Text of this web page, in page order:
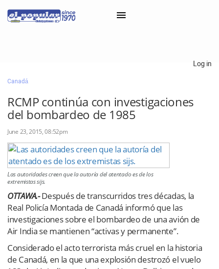
Classifieds
Categorías
Log in
Canadá
RCMP continúa con investigaciones
del bombardeo de 1985
June 23, 2015, 08:52pm
Las autoridades creen que la autoría del atentado es de los
extremistas sijs.
OTTAWA.-Después de transcurridos tres décadas, la
Real Policía Montada de Canadá informó que las
investigaciones sobre el bombardeo de una avión de
Air India se mantienen “activas y permanente”.
Considerado el acto terrorista más cruel en la historia
de Canadá, en la que una explosión destrozó el vuelo